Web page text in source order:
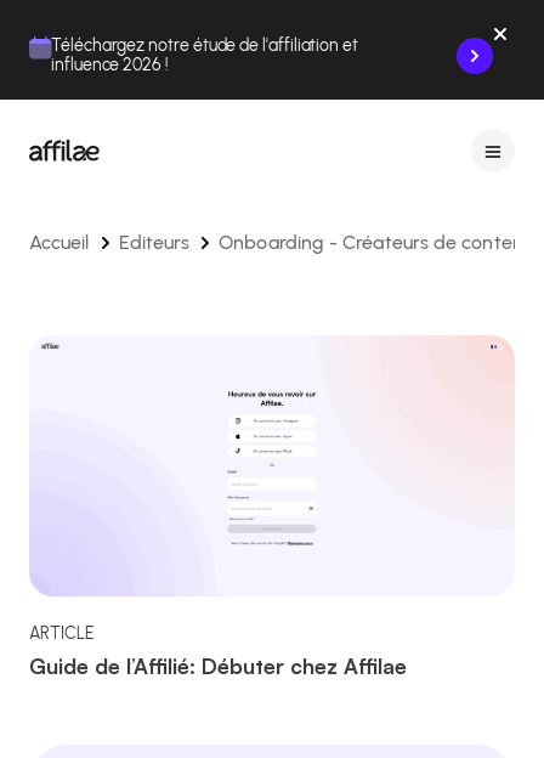
Téléchargez notre étude de l'affiliation et
influence 2026 !
Accueil Editeurs Onboarding - Créateurs de contenus
ARTICLE
Guide de l’Affilié: Débuter chez Affilae